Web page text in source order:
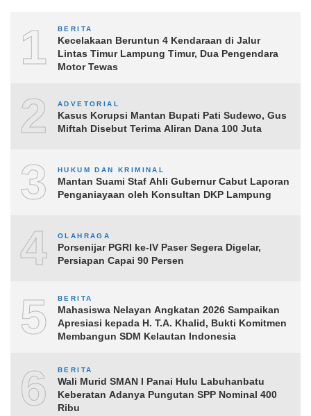
1 BERITA
Kecelakaan Beruntun 4 Kendaraan di Jalur
Lintas Timur Lampung Timur, Dua Pengendara
Motor Tewas
2 ADVETORIAL
Kasus Korupsi Mantan Bupati Pati Sudewo, Gus
Miftah Disebut Terima Aliran Dana 100 Juta
3 HUKUM DAN KRIMINAL
Mantan Suami Staf Ahli Gubernur Cabut Laporan
Penganiayaan oleh Konsultan DKP Lampung
4 OLAHRAGA
Porsenijar PGRI ke-IV Paser Segera Digelar,
Persiapan Capai 90 Persen
5 BERITA
Mahasiswa Nelayan Angkatan 2026 Sampaikan
Apresiasi kepada H. T.A. Khalid, Bukti Komitmen
Membangun SDM Kelautan Indonesia
6 BERITA
Wali Murid SMAN I Panai Hulu Labuhanbatu
Keberatan Adanya Pungutan SPP Nominal 400
Ribu